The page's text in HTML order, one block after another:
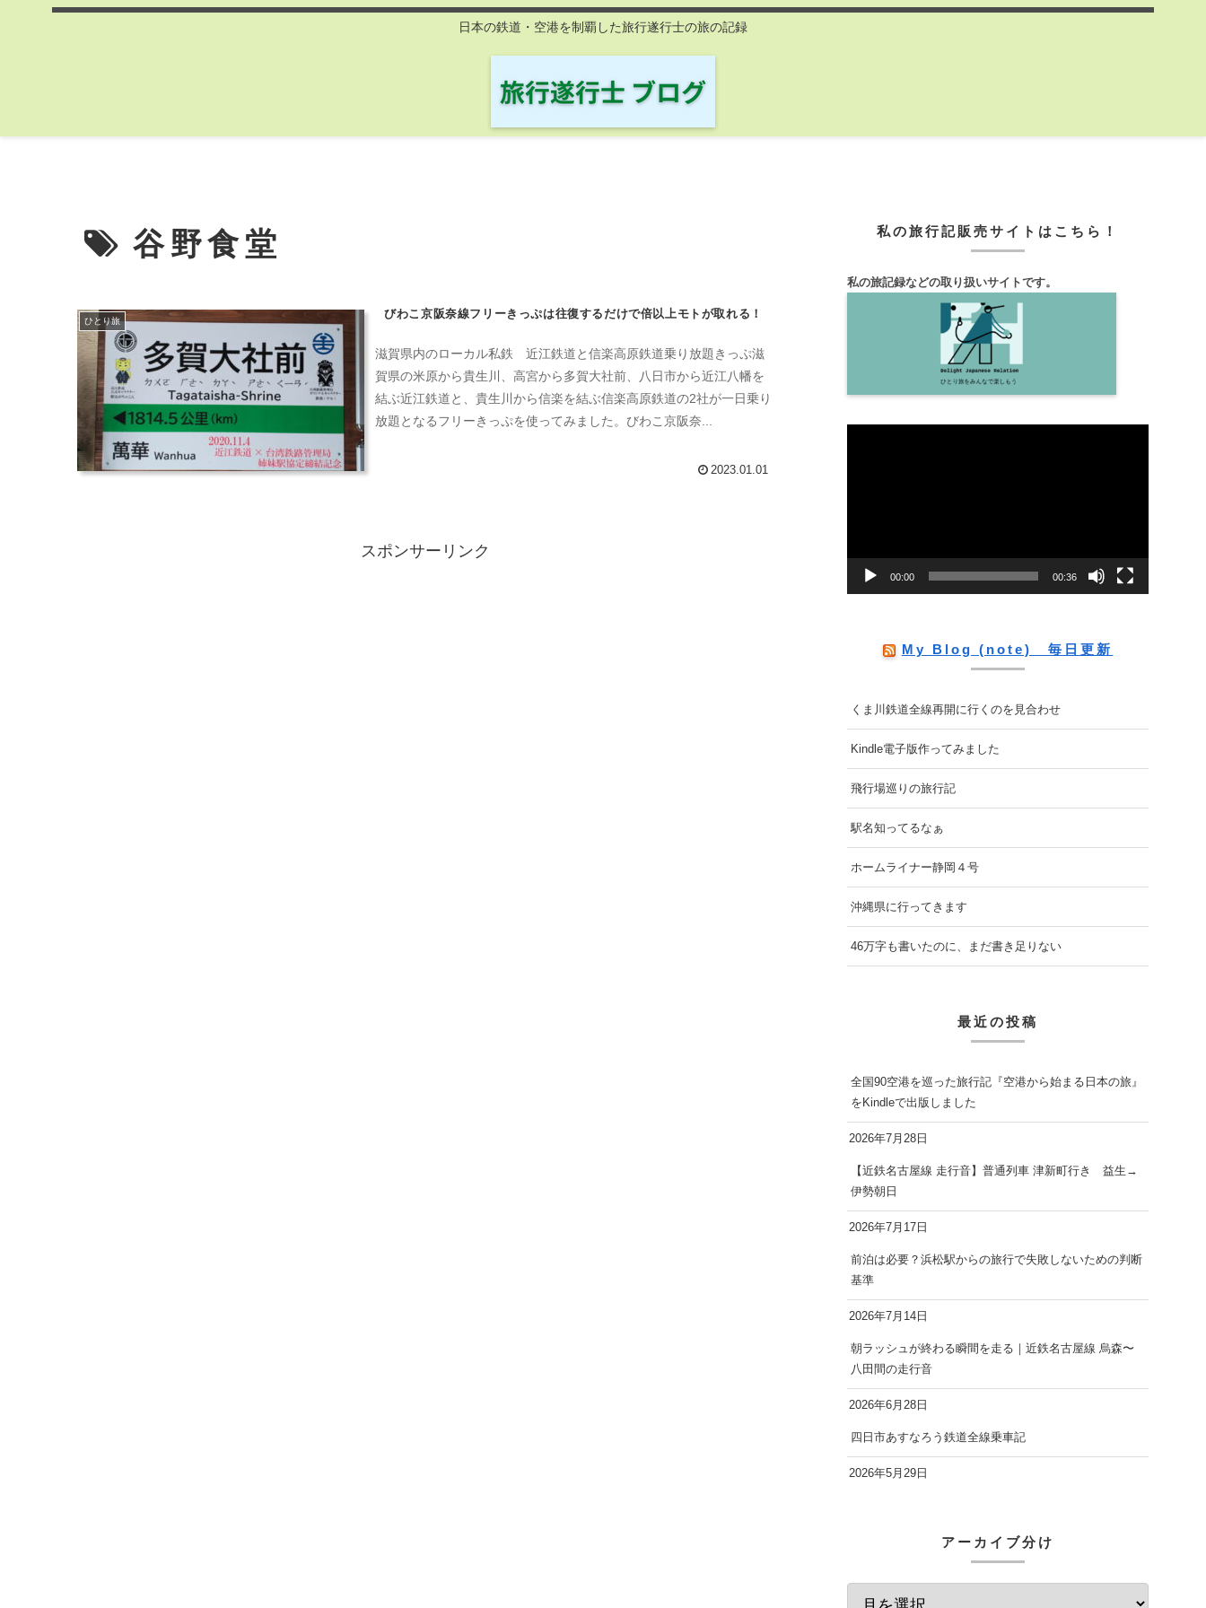
日本の鉄道・空港を制覇した旅行遂行士の旅の記録
谷野食堂
ひとり旅
びわこ京阪奈線フリーきっぷは往復するだけで倍以上モトが取れる！
滋賀県内のローカル私鉄 近江鉄道と信楽高原鉄道乗り放題きっぷ滋
賀県の米原から貴生川、高宮から多賀大社前、八日市から近江八幡を
結ぶ近江鉄道と、貴生川から信楽を結ぶ信楽高原鉄道の2社が一日乗り
放題となるフリーきっぷを使ってみました。びわこ京阪奈...
2023.01.01
スポンサーリンク
私の旅行記販売サイトはこちら！
私の旅記録などの取り扱いサイトです。
00:00 00:36
My Blog (note) 毎日更新
くま川鉄道全線再開に行くのを見合わせ
Kindle電子版作ってみました
飛行場巡りの旅行記
駅名知ってるなぁ
ホームライナー静岡４号
沖縄県に行ってきます
46万字も書いたのに、まだ書き足りない
最近の投稿
全国90空港を巡った旅行記『空港から始まる日本の旅』
をKindleで出版しました
2026年7月28日
【近鉄名古屋線 走行音】普通列車 津新町行き 益生→
伊勢朝日
2026年7月17日
前泊は必要？浜松駅からの旅行で失敗しないための判断
基準
2026年7月14日
朝ラッシュが終わる瞬間を走る｜近鉄名古屋線 烏森〜
八田間の走行音
2026年6月28日
四日市あすなろう鉄道全線乗車記
2026年5月29日
アーカイブ分け